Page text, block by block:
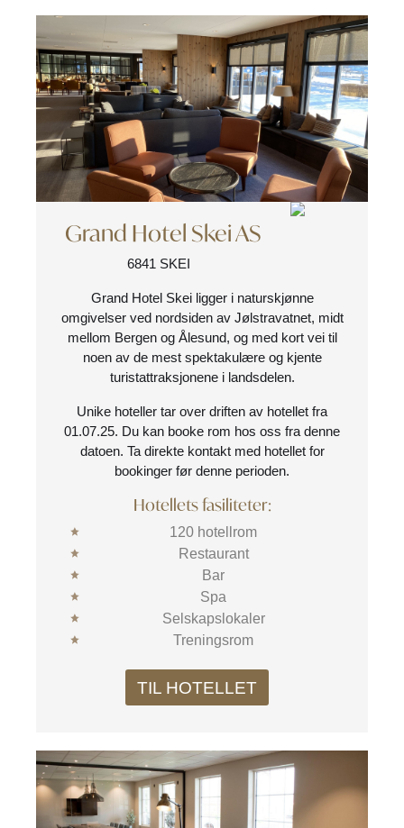
Grand Hotel Skei AS
6841 SKEI
Grand Hotel Skei ligger i naturskjønne
omgivelser ved nordsiden av Jølstravatnet, midt
mellom Bergen og Ålesund, og med kort vei til
noen av de mest spektakulære og kjente
turistattraksjonene i landsdelen.
Unike hoteller tar over driften av hotellet fra
01.07.25. Du kan booke rom hos oss fra denne
datoen. Ta direkte kontakt med hotellet for
bookinger før denne perioden.
Hotellets fasiliteter:
120 hotellrom
Restaurant
Bar
Spa
Selskapslokaler
Treningsrom
TIL HOTELLET